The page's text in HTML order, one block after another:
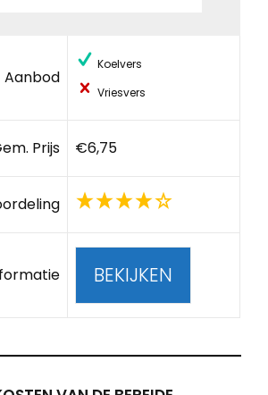
Aanbod
Koelvers
Vriesvers
Prijs €6,75
BEKIJKEN